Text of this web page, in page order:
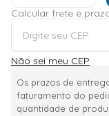
Calcular frete e
Não sei meu CEP
Os prazos de
faturamento do
quantidade de